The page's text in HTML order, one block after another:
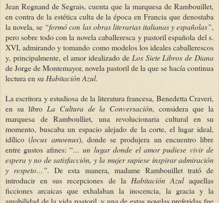
Jean Regnand de Segrais, cuenta que la marquesa de Rambouillet,
en contra de la estética culta de la época en Francia que denostaba
la novela, se “formó con las obras literarias italianas y españolas”,
pero sobre todo con la novela caballeresca y pastoril española del s.
XVI, admirando y tomando como modelos los ideales caballerescos
y, principalmente, el amor idealizado de Los Siete Libros de Diana
de Jorge de Montemayor, novela pastoril de la que se hacía continua
lectura en su Habitación Azul.
La escritora y estudiosa de la literatura francesa, Benedetta Craveri,
en su libro La Cultura de la Conversación,considera que la
marquesa de Ramboulliet, una revolucionaria cultural en su
momento, buscaba un espacio alejado de la corte, el lugar ideal,
idílico (locus amoenus), donde se produjera un encuentro libre
entre gustos afines: “… un lugar donde el amor pudiese vivir de
espera y no de satisfacción, y la mujer supiese inspirar admiración
y respeto…”.De esta manera, madame Rambouillet trató de
introducir en sus recepciones de la Habitación Azulaquellas
ficciones arcaicas que exhalaban la inocencia, la gracia y la
amabilidad de la vida pastoril, y una de estas novelas preferidas fue